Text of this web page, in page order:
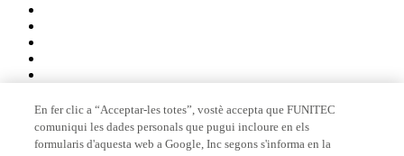
Membre de
En fer clic a “Acceptar-les totes”, vostè accepta que FUNITEC
comuniqui les dades personals que pugui incloure en els
formularis d'aquesta web a Google, Inc segons s'informa en la